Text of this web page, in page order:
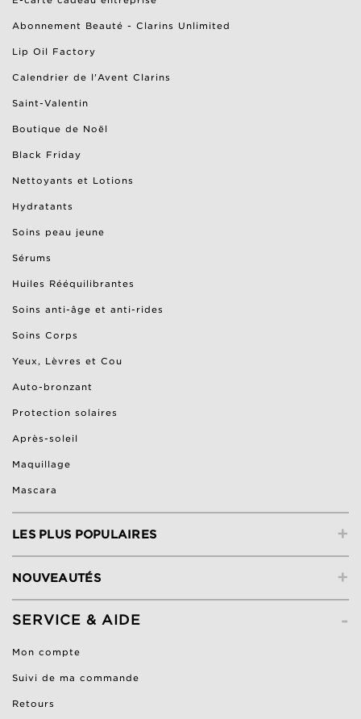
Abonnement Beauté - Clarins Unlimited
Lip Oil Factory
Calendrier de l'Avent Clarins
Saint-Valentin
Boutique de Noël
Black Friday
Nettoyants et Lotions
Hydratants
Soins peau jeune
Sérums
Huiles Rééquilibrantes
Soins anti-âge et anti-rides
Soins Corps
Yeux, Lèvres et Cou
Auto-bronzant
Protection solaires
Après-soleil
Maquillage
Mascara
+
LES PLUS POPULAIRES
+
NOUVEAUTÉS
-
SERVICE & AIDE
Mon compte
Suivi de ma commande
Retours